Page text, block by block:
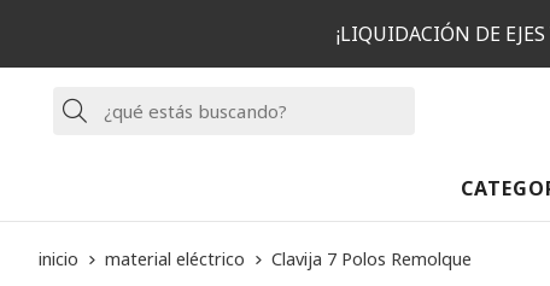
¡LIQUIDACIÓN DE
Buscar
inicio material eléctrico Clavija 7 Polos Remolque